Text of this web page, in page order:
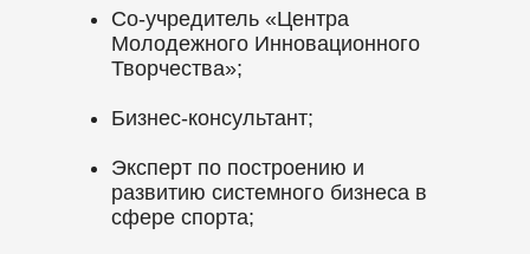
Со-учредитель «Центра
Молодежного Инновационного
Творчества»;
Бизнес-консультант;
Эксперт по построению и
развитию системного бизнеса в
сфере спорта;